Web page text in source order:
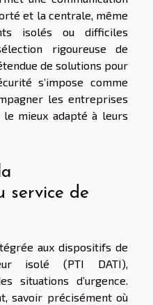
et la centrale, même
isolés ou difficiles
rigoureuse de
de solutions pour
s’impose comme
les entreprises
mieux adapté à leurs
service de
aux dispositifs de
isolé (PTI DATI),
situations d’urgence.
savoir précisément où